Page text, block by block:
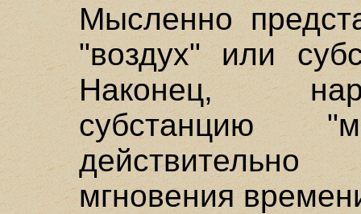
Мысленно
"воздух" или
Наконец,
субстанцию
мгновения